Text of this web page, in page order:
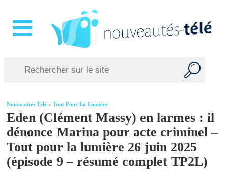
Nouveautés Télé »Tout Pour La Lumière
Eden (Clément Massy) en larmes : il
dénonce Marina pour acte criminel –
Tout pour la lumière 26 juin 2025
(épisode 9 – résumé complet TP2L)